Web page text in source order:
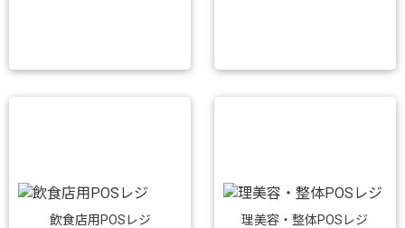
飲食店用POSレジ 理美容・整体POSレジ